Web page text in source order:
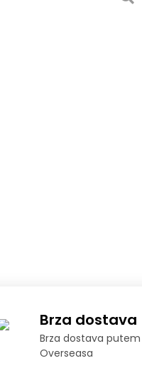
Brza dostava
Brza dostava putem
Overseasa